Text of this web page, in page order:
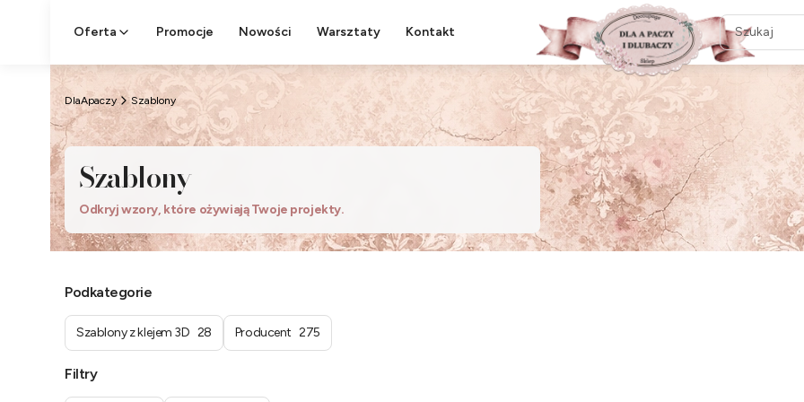
Oferta Promocje Nowości Warsztaty Kontakt
DlaApaczy Szablony
Szablony
Odkryj wzory, które ożywiają Twoje projekty.
Podkategorie
Szablony z klejem 3D 28 Producent 275
Filtry